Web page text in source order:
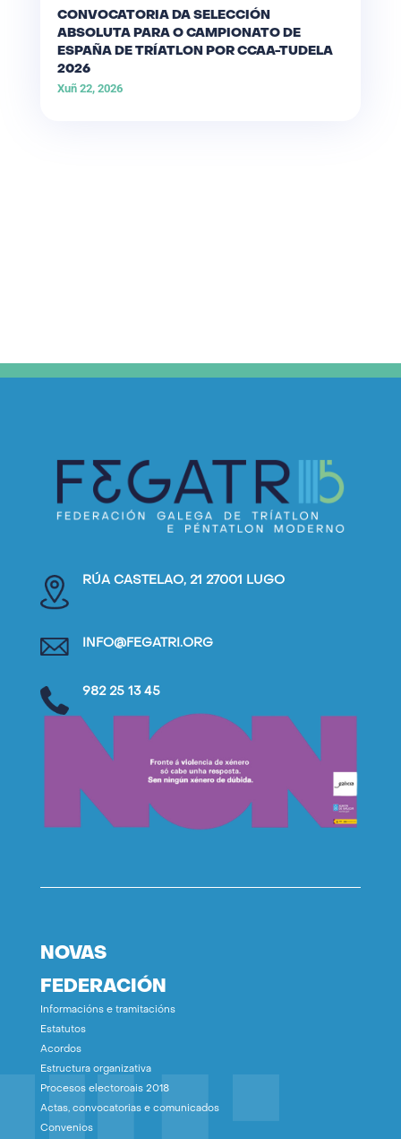
CONVOCATORIA DA SELECCIÓN
ABSOLUTA PARA O CAMPIONATO DE
ESPAÑA DE TRÍATLON POR CCAA-TUDELA
2026
Xuñ 22, 2026
RÚA CASTELAO, 21 27001 LUGO
INFO@FEGATRI.ORG
982 25 13 45
NOVAS
FEDERACIÓN
Informacións e tramitacións
Estatutos
Acordos
Estructura organizativa
Procesos electoroais 2018
Actas, convocatorias e comunicados
Convenios